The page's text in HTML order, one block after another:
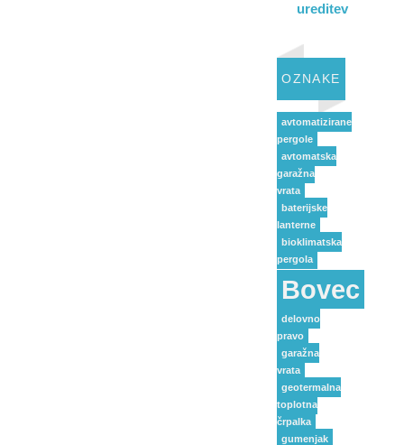
ureditev
OZNAKE
avtomatizirane
pergole
avtomatska
garažna
vrata
baterijske
lanterne
bioklimatska
pergola
Bovec
delovno
pravo
garažna
vrata
geotermalna
toplotna
črpalka
gumenjak